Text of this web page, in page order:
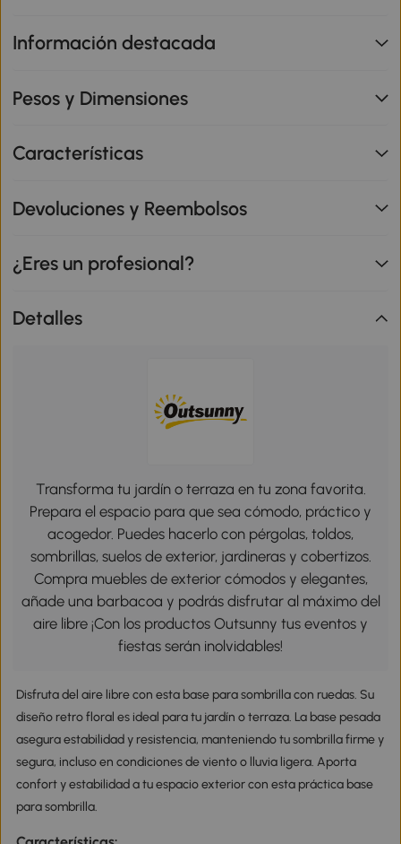
Información destacada
Pesos y Dimensiones
Características
Devoluciones y Reembolsos
¿Eres un profesional?
Detalles
Transforma tu jardín o terraza en tu zona favorita.
Prepara el espacio para que sea cómodo, práctico y
acogedor. Puedes hacerlo con pérgolas, toldos,
sombrillas, suelos de exterior, jardineras y cobertizos.
Compra muebles de exterior cómodos y elegantes,
añade una barbacoa y podrás disfrutar al máximo del
aire libre ¡Con los productos Outsunny tus eventos y
fiestas serán inolvidables!
Disfruta del aire libre con esta base para sombrilla con ruedas. Su
diseño retro floral es ideal para tu jardín o terraza. La base pesada
asegura estabilidad y resistencia, manteniendo tu sombrilla firme y
segura, incluso en condiciones de viento o lluvia ligera. Aporta
confort y estabilidad a tu espacio exterior con esta práctica base
para sombrilla.